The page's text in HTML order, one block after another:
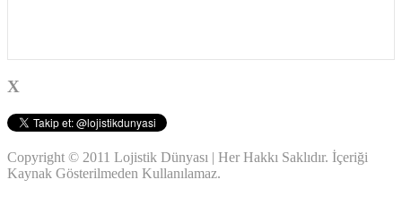
X
Copyright © 2011 Lojistik Dünyası | Her Hakkı Saklıdır. İçeriği
Kaynak Gösterilmeden Kullanılamaz.